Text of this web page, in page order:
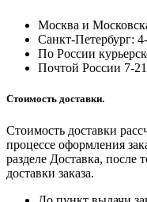
Москва и
Санкт-Петербург:
По России
Почтой России 7-
Стоимость доставки.
Стоимость доставки
процессе оформления
разделе Доставка, после
доставки заказа.